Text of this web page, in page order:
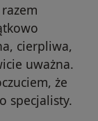
cierpliwa,
uważna.
że
specjalisty.